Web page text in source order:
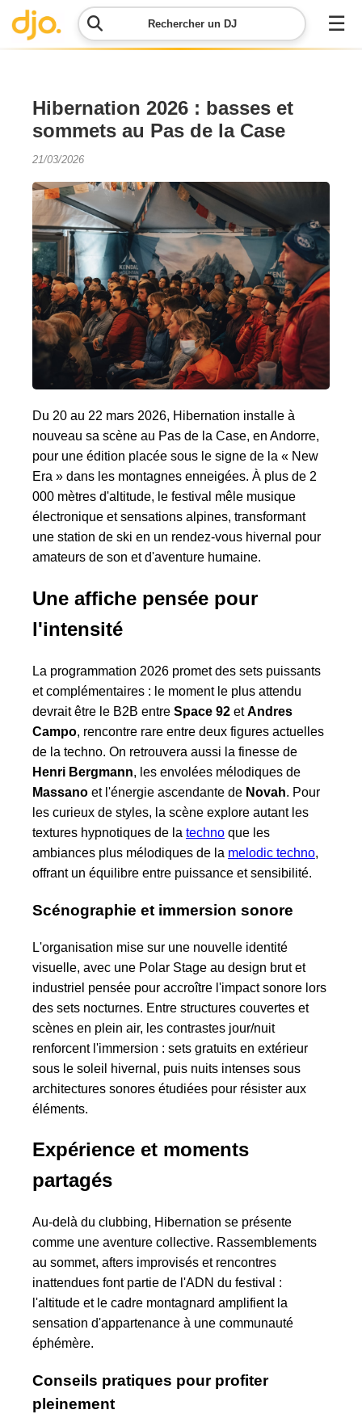
Rechercher un DJ ☰
Menu
Contacter
DJO
Lancer
ma
demande
Simulateur
de prix
Hibernation 2026 : basses et
sommets au Pas de la Case
21/03/2026
Du 20 au 22 mars 2026, Hibernation installe à
nouveau sa scène au Pas de la Case, en Andorre,
pour une édition placée sous le signe de la « New
Era » dans les montagnes enneigées. À plus de 2
000 mètres d'altitude, le festival mêle musique
électronique et sensations alpines, transformant
une station de ski en un rendez‑vous hivernal pour
amateurs de son et d'aventure humaine.
Une affiche pensée pour
l'intensité
La programmation 2026 promet des sets puissants
et complémentaires : le moment le plus attendu
devrait être le B2B entre Space 92 etAndres
Campo, rencontre rare entre deux figures actuelles
de la techno. On retrouvera aussi la finesse de
Henri Bergmann, les envolées mélodiques de
Massano et l'énergie ascendante de Novah. Pour
les curieux de styles, la scène explore autant les
textures hypnotiques de la techno que les
ambiances plus mélodiques de la melodic techno,
offrant un équilibre entre puissance et sensibilité.
Scénographie et immersion sonore
L'organisation mise sur une nouvelle identité
visuelle, avec une Polar Stage au design brut et
industriel pensée pour accroître l'impact sonore lors
des sets nocturnes. Entre structures couvertes et
scènes en plein air, les contrastes jour/nuit
renforcent l'immersion : sets gratuits en extérieur
sous le soleil hivernal, puis nuits intenses sous
architectures sonores étudiées pour résister aux
éléments.
Expérience et moments
partagés
Au‑delà du clubbing, Hibernation se présente
comme une aventure collective. Rassemblements
au sommet, afters improvisés et rencontres
inattendues font partie de l'ADN du festival :
l'altitude et le cadre montagnard amplifient la
sensation d'appartenance à une communauté
éphémère.
Conseils pratiques pour profiter
pleinement